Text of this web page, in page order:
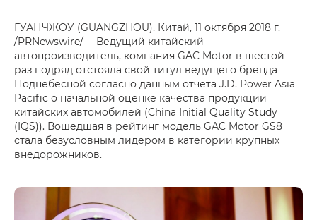
ГУАНЧЖОУ (GUANGZHOU), Китай, 11 октября 2018 г.
/PRNewswire/ -- Ведущий китайский
автопроизводитель, компания GAC Motor в шестой
раз подряд отстояла свой титул ведущего бренда
Поднебесной согласно данным отчёта J.D. Power Asia
Pacific о начальной оценке качества продукции
китайских автомобилей (China Initial Quality Study
(IQS)). Вошедшая в рейтинг модель GAC Motor GS8
стала безусловным лидером в категории крупных
внедорожников.